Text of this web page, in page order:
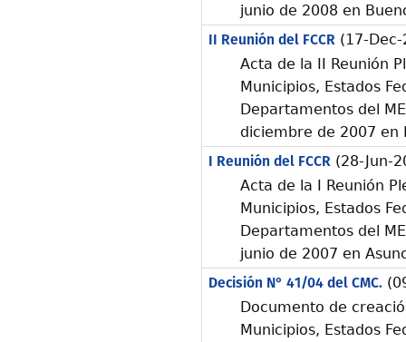
junio de 2008 en
II Reunión del FCCR (17-
Acta de la II Reunión
Municipios, Estados
Departamentos del
diciembre de 2007 en
I Reunión del FCCR (28-Jun-
Acta de la I Reunión
Municipios, Estados
Departamentos del
junio de 2007 en
Decisión N° 41/04 del CMC.
Documento de
Municipios, Estados